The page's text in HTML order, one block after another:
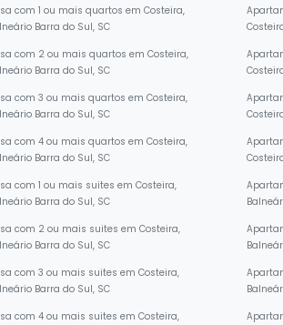
com 1 ou mais quartos em Costeira,
Barra do Sul, SC
com 2 ou mais quartos em Costeira,
Barra do Sul, SC
com 3 ou mais quartos em Costeira,
Barra do Sul, SC
com 4 ou mais quartos em Costeira,
Barra do Sul, SC
com 1 ou mais suites em Costeira,
Barra do Sul, SC
com 2 ou mais suites em Costeira,
Barra do Sul, SC
com 3 ou mais suites em Costeira,
Barra do Sul, SC
com 4 ou mais suites em Costeira,